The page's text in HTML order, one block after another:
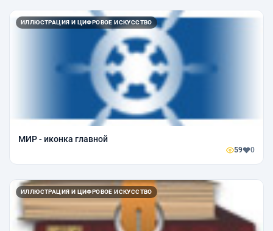
ИЛЛЮСТРАЦИЯ И ЦИФРОВОЕ ИСКУССТВО
МИР - иконка главной
59 0
ИЛЛЮСТРАЦИЯ И ЦИФРОВОЕ ИСКУССТВО